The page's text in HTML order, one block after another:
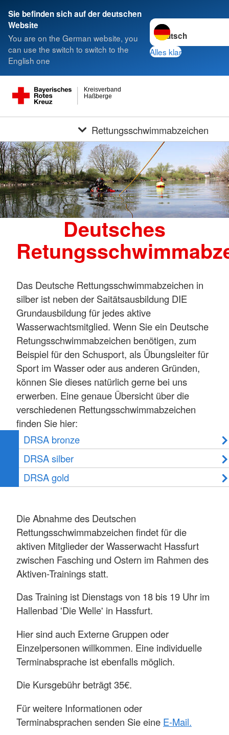
Sie befinden sich auf der deutschen
Website
You are on the German website, you
can use the switch to switch to the
English one
Sprache wechseln zu
Alles klar
Haßberge
Kreisverband
Rettungsschwimmabzeichen
Deutsches
Das Deutsche Rettungsschwimmabzeichen in
silber ist neben der Saitätsausbildung DIE
Grundausbildung für jedes aktive
Wasserwachtsmitglied. Wenn Sie ein Deutsche
Retungsschwimmabzeichen benötigen, zum
Beispiel für den Schusport, als Übungsleiter für
Sport im Wasser oder aus anderen Gründen,
können Sie dieses natürlich gerne bei uns
erwerben. Eine genaue Übersicht über die
verschiedenen Rettungsschwimmabzeichen
finden Sie hier:
DRSA bronze
DRSA silber
DRSA gold
Die Abnahme des Deutschen
Rettungsschwimmabzeichen findet für die
aktiven Mitglieder der Wasserwacht Hassfurt
zwischen Fasching und Ostern im Rahmen des
Aktiven-Trainings statt.
Das Training ist Dienstags von 18 bis 19 Uhr im
Hallenbad 'Die Welle' in Hassfurt.
Hier sind auch Externe Gruppen oder
Einzelpersonen willkommen. Eine individuelle
Terminabsprache ist ebenfalls möglich.
Die Kursgebühr beträgt 35€.
Für weitere Informationen oder
Terminabsprachen senden Sie eine E-Mail.